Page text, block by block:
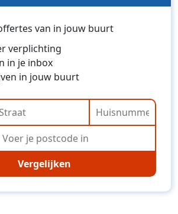
van in jouw buurt
verplichting
in je inbox
in jouw buurt
Vergelijken